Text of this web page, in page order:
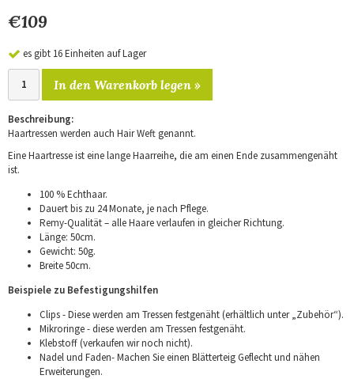
€109
es gibt 16 Einheiten auf Lager
In den Warenkorb legen »
Beschreibung:
Haartressen werden auch Hair Weft genannt.
Eine Haartresse ist eine lange Haarreihe, die am einen Ende zusammengenäht
ist.
100 % Echthaar.
Dauert bis zu 24 Monate, je nach Pflege.
Remy-Qualität – alle Haare verlaufen in gleicher Richtung.
Länge: 50cm.
Gewicht: 50g.
Breite 50cm.
Beispiele zu Befestigungshilfen
Clips - Diese werden am Tressen festgenäht (erhältlich unter „Zubehör“).
Mikroringe - diese werden am Tressen festgenäht.
Klebstoff (verkaufen wir noch nicht).
Nadel und Faden- Machen Sie einen Blätterteig Geflecht und nähen
Erweiterungen.